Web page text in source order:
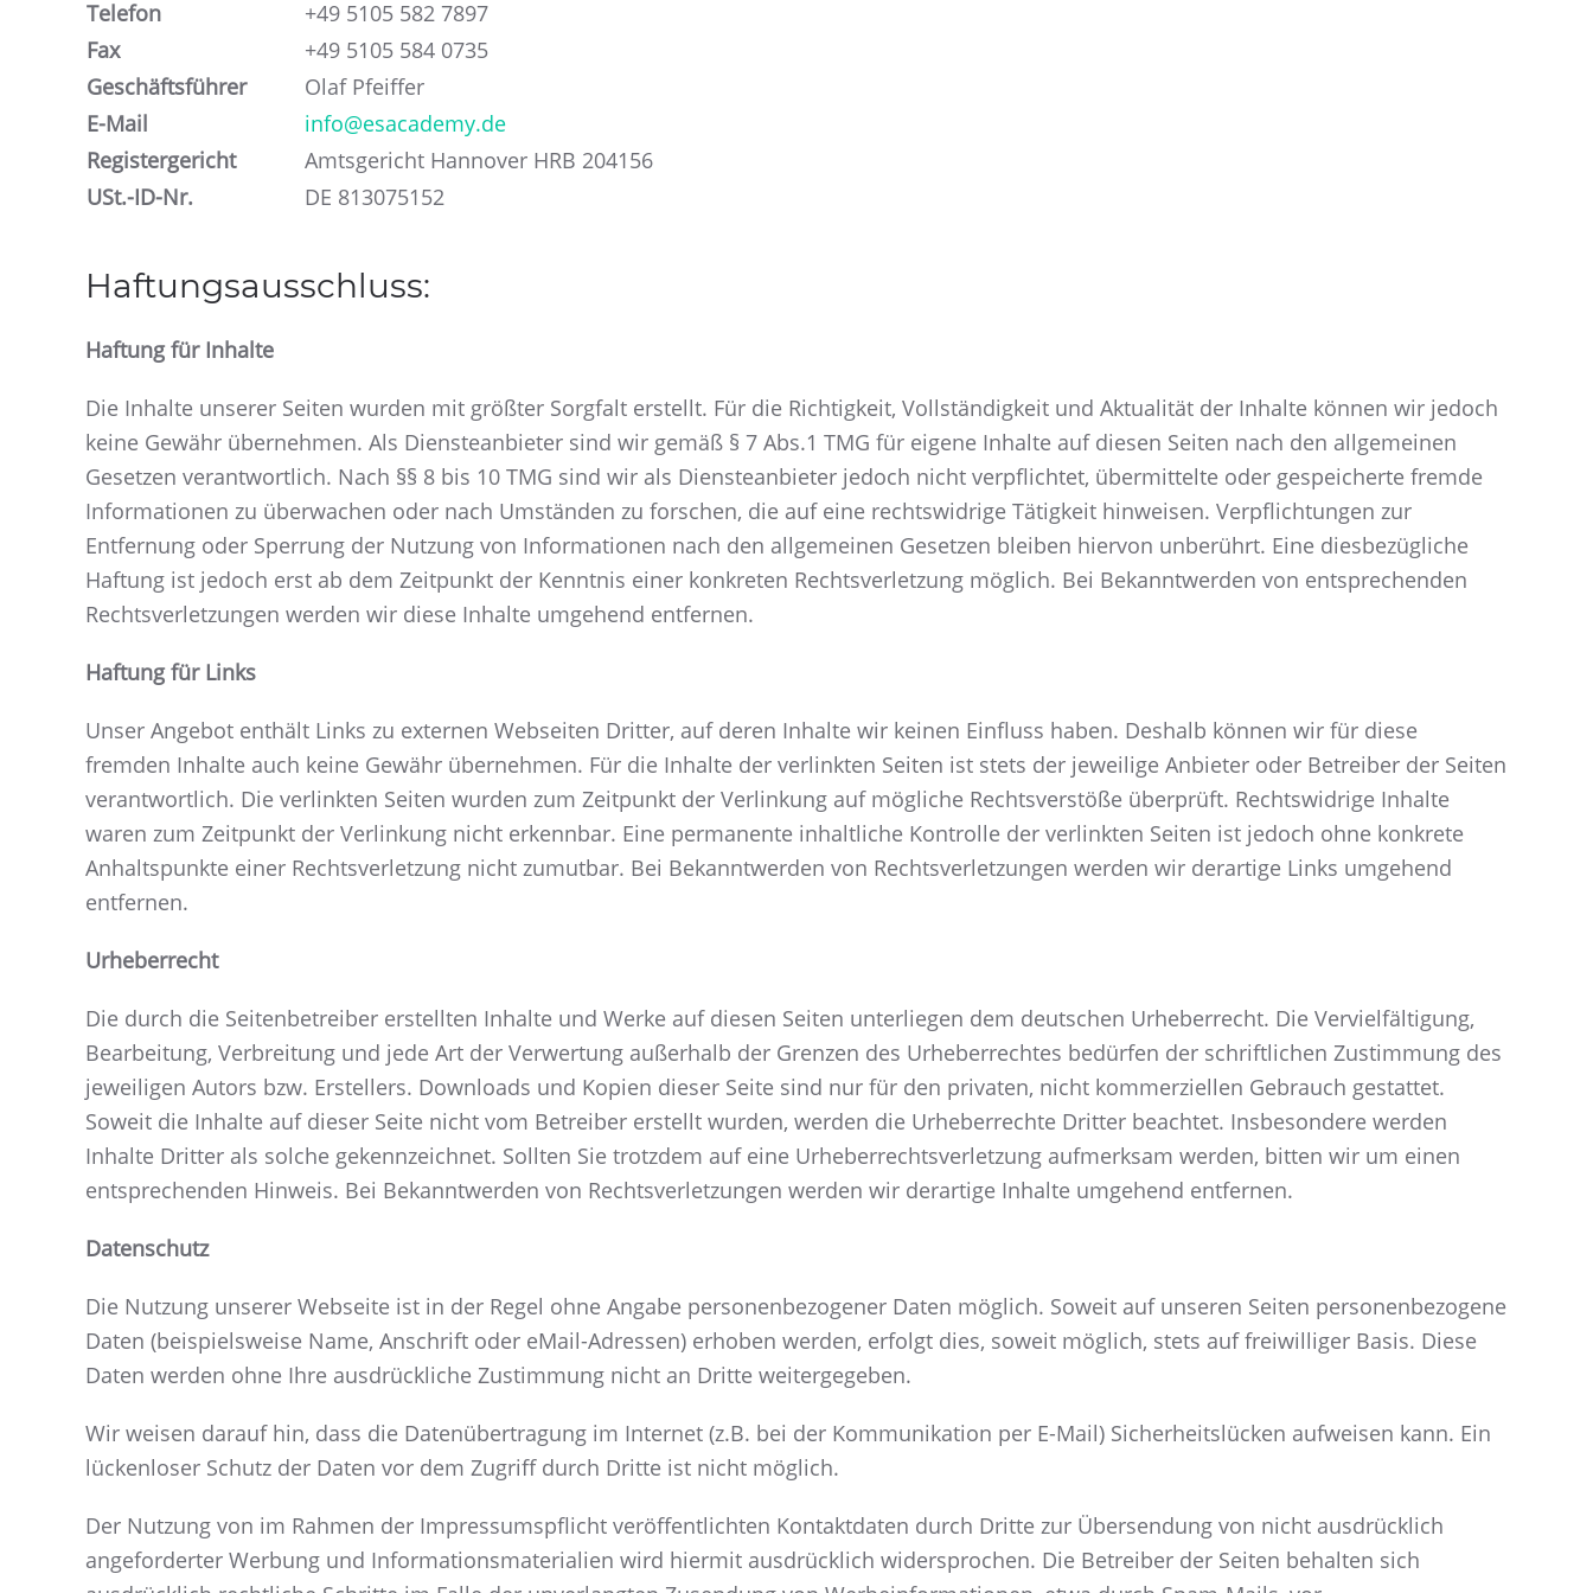
Telefon
+49 5105 582 7897
Fax
+49 5105 584 0735
Geschäftsführer
Olaf Pfeiffer
E-Mail
info@esacademy.de
Registergericht
Amtsgericht Hannover HRB 204156
USt.-ID-Nr.
DE 813075152
Haftungsausschluss:
Haftung für Inhalte
Die Inhalte unserer Seiten wurden mit größter Sorgfalt erstellt. Für die Richtigkeit, Vollständigkeit und Aktualität der Inhalte können wir jedoch
keine Gewähr übernehmen. Als Diensteanbieter sind wir gemäß § 7 Abs.1 TMG für eigene Inhalte auf diesen Seiten nach den allgemeinen
Gesetzen verantwortlich. Nach §§ 8 bis 10 TMG sind wir als Diensteanbieter jedoch nicht verpflichtet, übermittelte oder gespeicherte fremde
Informationen zu überwachen oder nach Umständen zu forschen, die auf eine rechtswidrige Tätigkeit hinweisen. Verpflichtungen zur
Entfernung oder Sperrung der Nutzung von Informationen nach den allgemeinen Gesetzen bleiben hiervon unberührt. Eine diesbezügliche
Haftung ist jedoch erst ab dem Zeitpunkt der Kenntnis einer konkreten Rechtsverletzung möglich. Bei Bekanntwerden von entsprechenden
Rechtsverletzungen werden wir diese Inhalte umgehend entfernen.
Haftung für Links
Unser Angebot enthält Links zu externen Webseiten Dritter, auf deren Inhalte wir keinen Einfluss haben. Deshalb können wir für diese
fremden Inhalte auch keine Gewähr übernehmen. Für die Inhalte der verlinkten Seiten ist stets der jeweilige Anbieter oder Betreiber der Seiten
verantwortlich. Die verlinkten Seiten wurden zum Zeitpunkt der Verlinkung auf mögliche Rechtsverstöße überprüft. Rechtswidrige Inhalte
waren zum Zeitpunkt der Verlinkung nicht erkennbar. Eine permanente inhaltliche Kontrolle der verlinkten Seiten ist jedoch ohne konkrete
Anhaltspunkte einer Rechtsverletzung nicht zumutbar. Bei Bekanntwerden von Rechtsverletzungen werden wir derartige Links umgehend
entfernen.
Urheberrecht
Die durch die Seitenbetreiber erstellten Inhalte und Werke auf diesen Seiten unterliegen dem deutschen Urheberrecht. Die Vervielfältigung,
Bearbeitung, Verbreitung und jede Art der Verwertung außerhalb der Grenzen des Urheberrechtes bedürfen der schriftlichen Zustimmung des
jeweiligen Autors bzw. Erstellers. Downloads und Kopien dieser Seite sind nur für den privaten, nicht kommerziellen Gebrauch gestattet.
Soweit die Inhalte auf dieser Seite nicht vom Betreiber erstellt wurden, werden die Urheberrechte Dritter beachtet. Insbesondere werden
Inhalte Dritter als solche gekennzeichnet. Sollten Sie trotzdem auf eine Urheberrechtsverletzung aufmerksam werden, bitten wir um einen
entsprechenden Hinweis. Bei Bekanntwerden von Rechtsverletzungen werden wir derartige Inhalte umgehend entfernen.
Datenschutz
Die Nutzung unserer Webseite ist in der Regel ohne Angabe personenbezogener Daten möglich. Soweit auf unseren Seiten personenbezogene
Daten (beispielsweise Name, Anschrift oder eMail-Adressen) erhoben werden, erfolgt dies, soweit möglich, stets auf freiwilliger Basis. Diese
Daten werden ohne Ihre ausdrückliche Zustimmung nicht an Dritte weitergegeben.
Wir weisen darauf hin, dass die Datenübertragung im Internet (z.B. bei der Kommunikation per E-Mail) Sicherheitslücken aufweisen kann. Ein
lückenloser Schutz der Daten vor dem Zugriff durch Dritte ist nicht möglich.
Der Nutzung von im Rahmen der Impressumspflicht veröffentlichten Kontaktdaten durch Dritte zur Übersendung von nicht ausdrücklich
angeforderter Werbung und Informationsmaterialien wird hiermit ausdrücklich widersprochen. Die Betreiber der Seiten behalten sich